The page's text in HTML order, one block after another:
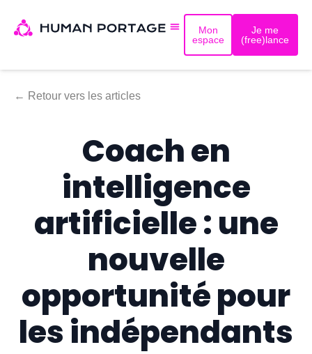
Mon
espace
Je me
(free)lance
← Retour vers les articles
Coach en
intelligence
artificielle : une
nouvelle
opportunité pour
les indépendants